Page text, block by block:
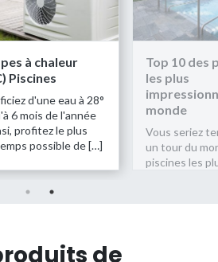
des piscines
du
tenté(e) par
du monde des
Pompes à
(PAC)
Bénéficiez
jusqu'à 6
et ainsi,
longtemps
de